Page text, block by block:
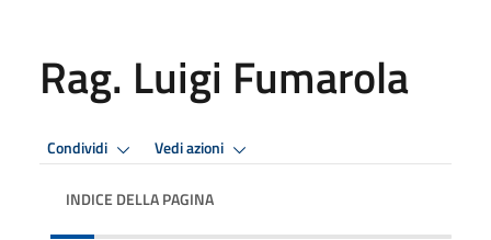
Rag. Luigi Fumarola
Condividi Vedi azioni
INDICE DELLA PAGINA